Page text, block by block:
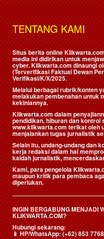
TENTANG KAMI
Situs berita online
media ini didirikan untuk
cyber. Klikwarta.com dinaungi
(Terverifikasi Faktual Dewan
Verifikasi/K/X/2025.
Melalui berbagai rubrik/konten
melakukan pembenahan untuk
kekiniannya.
Klikwarta.com dalam
pendidikan, hiburan dan kontrol
www.klikwarta.com terikat oleh
menjalankan tugas jurnalistik
Selain itu, undang-undang dan
kerja redaksi dalam hal
kaidah jurnalistik,
Kami, para pengelola
maupun kritik para pembaca
diperlukan.
INGIN BERGABUNG MENJADI
KLIKWARTA.COM?
Hubungi sekarang:
📱HP/WhatsApp:(+62) 853